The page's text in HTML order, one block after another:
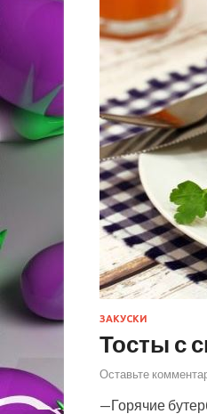
ЗАКУСКИ
Тосты с
Оставьте
—Горячие